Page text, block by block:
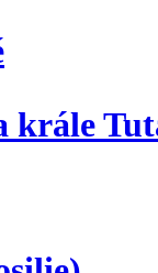
krále